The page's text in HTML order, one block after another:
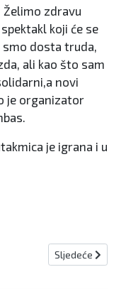
Želimo zdravu
koji će se
dosta truda,
ali kao što sam
novi
je organizator
je igrana i u
Danske u osmini
Sljedeći članak:
Sljedeće